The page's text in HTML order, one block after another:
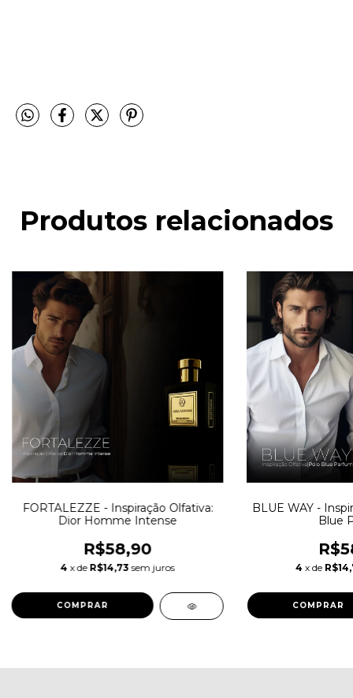
Produtos relacionados
FORTALEZZE - Inspiração Olfativa:
Dior Homme Intense
R$58,90
4 x de R$14,73 sem juros
COMPRAR
BLUE WAY -
Blue
4 x de
COMPRAR